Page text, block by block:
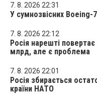
7. 8. 2026 22:31
У сумнозвісних
7. 8. 2026 22:12
Росія нарешті
млрд, але є проблема
7. 8. 2026 22:01
Росія збирається
країни НАТО